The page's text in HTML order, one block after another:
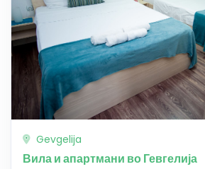
Gevgelija
Вила и апартмани во Гевгелија